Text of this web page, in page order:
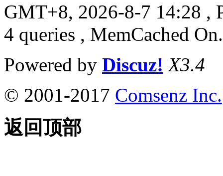
GMT+8, 2026-8-7 14:28 ,
4 queries , MemCached On.
Powered by Discuz! X3.4
© 2001-2017 Comsenz Inc.
返回顶部